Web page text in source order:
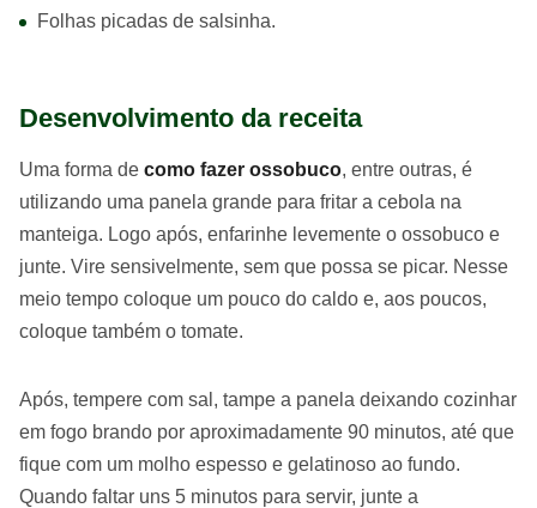
Folhas picadas de salsinha.
Desenvolvimento da receita
Uma forma de como fazer ossobuco, entre outras, é
utilizando uma panela grande para fritar a cebola na
manteiga. Logo após, enfarinhe levemente o ossobuco e
junte. Vire sensivelmente, sem que possa se picar. Nesse
meio tempo coloque um pouco do caldo e, aos poucos,
coloque também o tomate.
Após, tempere com sal, tampe a panela deixando cozinhar
em fogo brando por aproximadamente 90 minutos, até que
fique com um molho espesso e gelatinoso ao fundo.
Quando faltar uns 5 minutos para servir, junte a